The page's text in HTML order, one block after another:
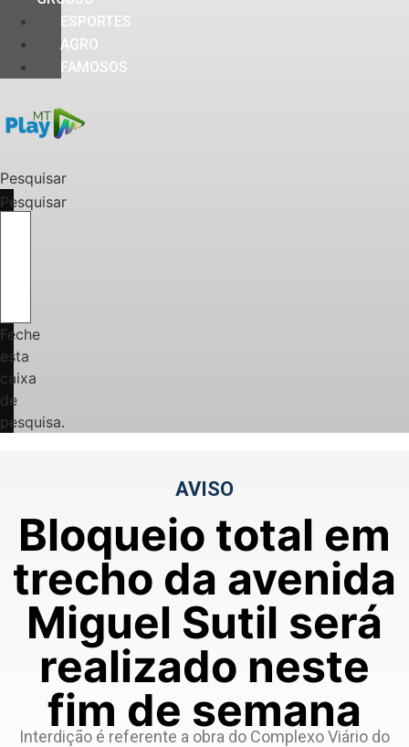
ESPORTES
AGRO
FAMOSOS
Pesquisar
Pesquisar
Feche
esta
caixa
de
pesquisa.
AVISO
Bloqueio total em
trecho da avenida
Miguel Sutil será
realizado neste
fim de semana
Interdição é referente a obra do Complexo Viário do